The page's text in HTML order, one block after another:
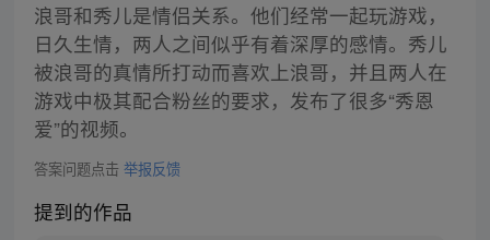
浪哥和秀儿是情侣关系。他们经常一起玩游戏，
日久生情，两人之间似乎有着深厚的感情。秀儿
被浪哥的真情所打动而喜欢上浪哥，并且两人在
游戏中极其配合粉丝的要求，发布了很多“秀恩
爱”的视频。
答案问题点击 举报反馈
提到的作品